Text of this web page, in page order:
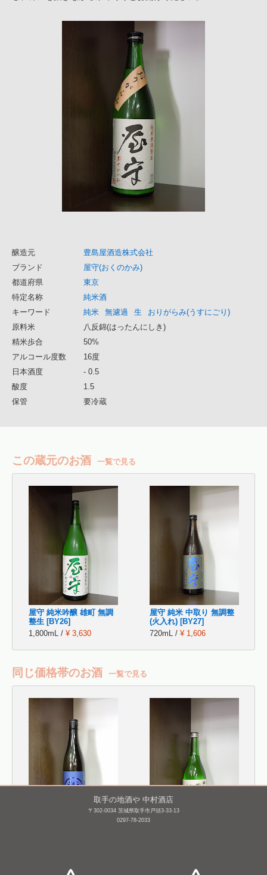
醸造元
豊島屋酒造株式会社
ブランド
屋守(おくのかみ)
都道府県
東京
特定名称
純米酒
キーワード
純米 無濾過 生
おりがらみ(うすにごり)
原料米
八反錦(はったんにしき)
精米歩合
50%
アルコール度数
16度
日本酒度
- 0.5
酸度
1.5
保管
要冷蔵
この蔵元のお酒 一覧で見る
屋守 純米吟醸 雄町 無調
整生 [BY26]
1,800mL / ¥ 3,630
屋守 純米 中取り 無調整
(火入れ) [BY27]
720mL / ¥ 1,606
同じ価格帯のお酒 一覧で見る
神亀 搾りたて 生
取手の地酒や 中村酒店
〒302-0034 茨城県取手市戸頭3-33-13
0297-78-2033